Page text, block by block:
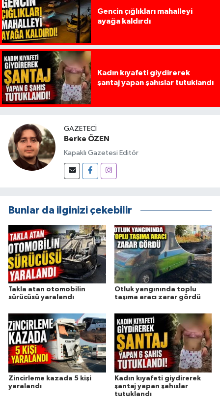
Gencin çığlıkları mahalleyi
ayağa kaldırdı
Kadın kıyafeti giydirerek
şantaj yapan şahıslar tutuklandı
GAZETECI
Berke ÖZEN
Kapaklı Gazetesi Editör
Bunlar da ilginizi çekebilir
Takla atan otomobilin
sürücüsü yaralandı
Otluk yangınında toplu
taşıma aracı zarar gördü
Zincirleme kazada 5 kişi
yaralandı
Kadın kıyafeti giydirerek
şantaj yapan şahıslar
tutuklandı